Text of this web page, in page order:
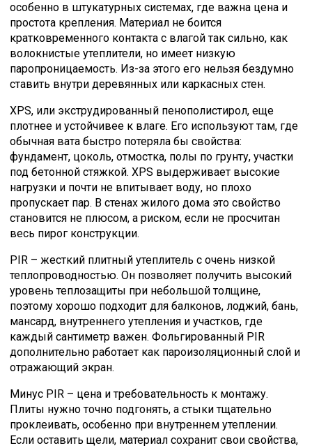
особенно в штукатурных системах, где важна цена и
простота крепления. Материал не боится
кратковременного контакта с влагой так сильно, как
волокнистые утеплители, но имеет низкую
паропроницаемость. Из-за этого его нельзя бездумно
ставить внутри деревянных или каркасных стен.
XPS, или экструдированный пенополистирол, еще
плотнее и устойчивее к влаге. Его используют там, где
обычная вата быстро потеряла бы свойства:
фундамент, цоколь, отмостка, полы по грунту, участки
под бетонной стяжкой. XPS выдерживает высокие
нагрузки и почти не впитывает воду, но плохо
пропускает пар. В стенах жилого дома это свойство
становится не плюсом, а риском, если не просчитан
весь пирог конструкции.
PIR – жесткий плитный утеплитель с очень низкой
теплопроводностью. Он позволяет получить высокий
уровень теплозащиты при небольшой толщине,
поэтому хорошо подходит для балконов, лоджий, бань,
мансард, внутреннего утепления и участков, где
каждый сантиметр важен. Фольгированный PIR
дополнительно работает как пароизоляционный слой и
отражающий экран.
Минус PIR – цена и требовательность к монтажу.
Плиты нужно точно подгонять, а стыки тщательно
проклеивать, особенно при внутреннем утеплении.
Если оставить щели, материал сохранит свои свойства,